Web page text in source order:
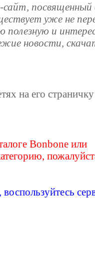
посвященный
уже не
и
новости,
на его
Bonbone или